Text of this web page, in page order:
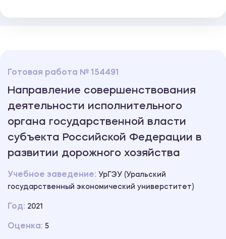
Готовая работа № 154491
Направление совершенствования
деятельности исполнительного
органа государственной власти
субъекта Российской Федерации в
развитии дорожного хозяйства
Учебное заведение: УрГЭУ (Уральский
государственный экономический универститет)
Год: 2021
Оценка: 5